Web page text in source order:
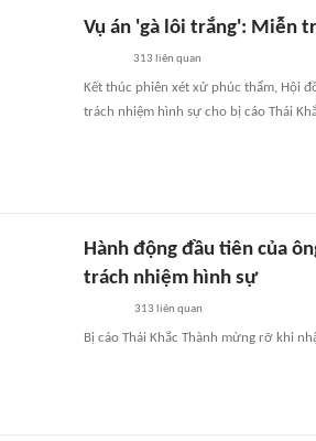
Vụ án 'gà lôi trắng': Miễn
313 liên quan
Kết thúc phiên xét xử phúc thẩm, Hội
trách nhiệm hình sự cho bị cáo Thái
Hành động đầu tiên của
trách nhiệm hình sự
313 liên quan
Bị cáo Thái Khắc Thành mừng rỡ khi